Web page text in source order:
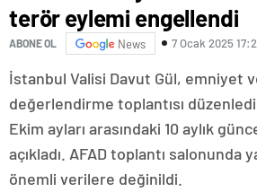
terör eylemi engellendi
ABONE OL News 7 Ocak 2025
İstanbul Valisi Davut Gül, emniyet
değerlendirme toplantısı
Ekim ayları arasındaki 10 aylık
açıkladı. AFAD toplantı salonunda
önemli verilere değinildi.